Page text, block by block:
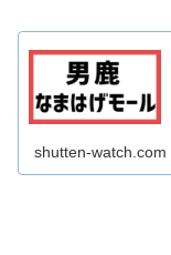
shutten-watch.com